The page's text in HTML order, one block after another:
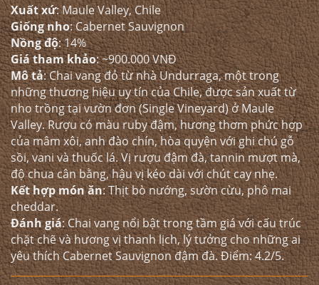
Xuất xứ: Maule Valley, Chile
Giống nho: Cabernet Sauvignon
Nồng độ: 14%
Giá tham khảo: ~900.000 VNĐ
Mô tả: Chai vang đỏ từ nhà Undurraga, một trong
những thương hiệu uy tín của Chile, được sản xuất từ
nho trồng tại vườn đơn (Single Vineyard) ở Maule
Valley. Rượu có màu ruby đậm, hương thơm phức hợp
của mâm xôi, anh đào chín, hòa quyện với ghi chú gỗ
sồi, vani và thuốc lá. Vị rượu đậm đà, tannin mượt mà,
độ chua cân bằng, hậu vị kéo dài với chút cay nhẹ.
Kết hợp món ăn: Thịt bò nướng, sườn cừu, phô mai
cheddar.
Đánh giá: Chai vang nổi bật trong tầm giá với cấu trúc
chặt chẽ và hương vị thanh lịch, lý tưởng cho những ai
yêu thích Cabernet Sauvignon đậm đà. Điểm: 4.2/5.